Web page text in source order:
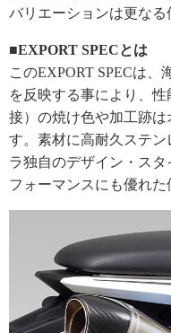
バリエーションは更なる
■EXPORT SPECとは
このEXPORT SPECは、
を反映する事により、
接）の焼け色や加工跡は
す。素材に高耐久ステ
ラ独自のデザイン・ス
フォーマンスにも優れた